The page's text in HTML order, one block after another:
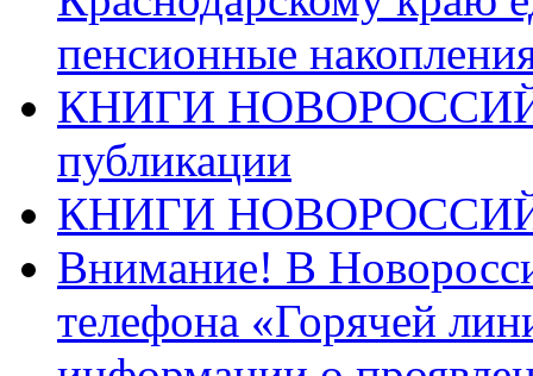
пенсионные
КНИГИ
публикации
КНИГИ
Внимание! В
телефона «Горячей